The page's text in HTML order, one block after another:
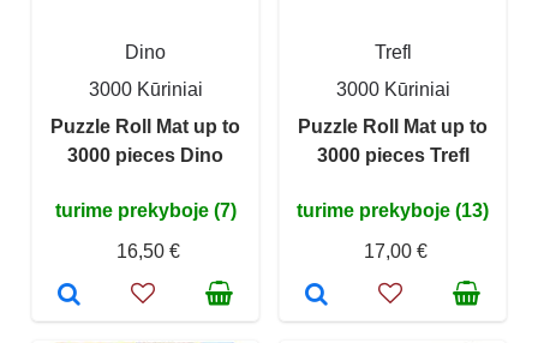
Dino
3000 Kūriniai
Puzzle Roll Mat up to
3000 pieces Dino
turime prekyboje (7)
16,50 €
Trefl
3000 Kūriniai
Puzzle Roll Mat up to
3000 pieces Trefl
turime prekyboje (13)
17,00 €